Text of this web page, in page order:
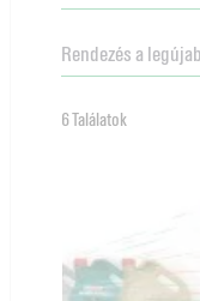
6 Találatok